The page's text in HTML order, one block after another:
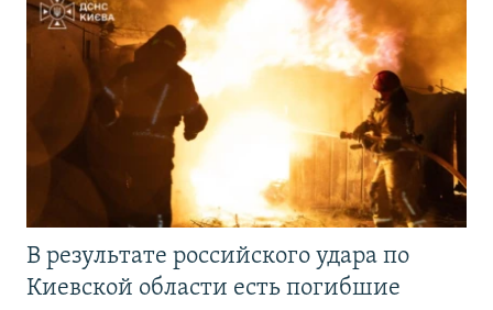
В результате российского удара по
Киевской области есть погибшие